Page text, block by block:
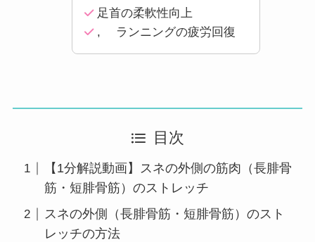
足首の柔軟性向上
, ランニングの疲労回復
目次
【1分解説動画】スネの外側の筋肉（長腓骨
筋・短腓骨筋）のストレッチ
スネの外側（長腓骨筋・短腓骨筋）のスト
レッチの方法